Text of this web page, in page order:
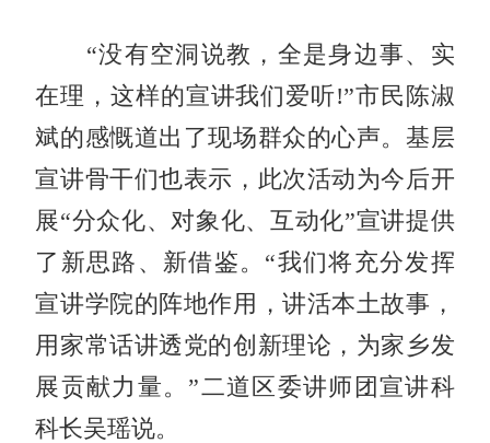
“没有空洞说教，全是身边事、实
在理，这样的宣讲我们爱听!”市民陈淑
斌的感慨道出了现场群众的心声。基层
宣讲骨干们也表示，此次活动为今后开
展“分众化、对象化、互动化”宣讲提供
了新思路、新借鉴。“我们将充分发挥
宣讲学院的阵地作用，讲活本土故事，
用家常话讲透党的创新理论，为家乡发
展贡献力量。”二道区委讲师团宣讲科
科长吴瑶说。